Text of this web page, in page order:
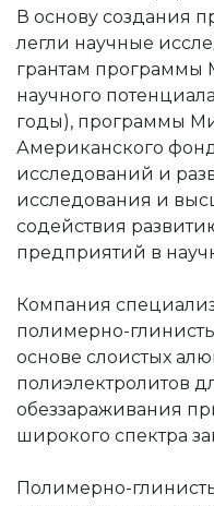
В основу создания
легли научные
грантам программы
научного
годы), программы
Американского
исследований и
исследования и
содействия
предприятий в
Компания
полимерно-
основе слоистых
полиэлектролитов
обеззараживания
широкого спектра
Полимерно-